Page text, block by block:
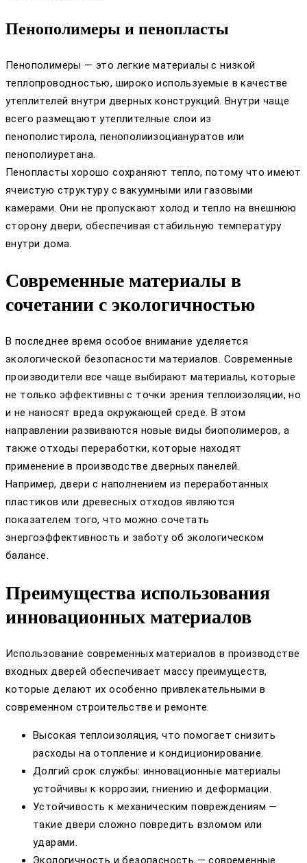
Пенополимеры и пенопласты
Пенополимеры — это легкие материалы с низкой
теплопроводностью, широко используемые в качестве
утеплителей внутри дверных конструкций. Внутри чаще
всего размещают утеплителные слои из
пенополистирола, пенополиизоциануратов или
пенополиуретана.
Пенопласты хорошо сохраняют тепло, потому что имеют
ячеистую структуру с вакуумными или газовыми
камерами. Они не пропускают холод и тепло на внешнюю
сторону двери, обеспечивая стабильную температуру
внутри дома.
Современные материалы в
сочетании с экологичностью
В последнее время особое внимание уделяется
экологической безопасности материалов. Современные
производители все чаще выбирают материалы, которые
не только эффективны с точки зрения теплоизоляции, но
и не наносят вреда окружающей среде. В этом
направлении развиваются новые виды биополимеров, а
также отходы переработки, которые находят
применение в производстве дверных панелей.
Например, двери с наполнением из переработанных
пластиков или древесных отходов являются
показателем того, что можно сочетать
энергоэффективность и заботу об экологическом
балансе.
Преимущества использования
инновационных материалов
Использование современных материалов в производстве
входных дверей обеспечивает массу преимуществ,
которые делают их особенно привлекательными в
современном строительстве и ремонте.
Высокая теплоизоляция, что помогает снизить
расходы на отопление и кондиционирование.
Долгий срок службы: инновационные материалы
устойчивы к коррозии, гниению и деформации.
Устойчивость к механическим повреждениям —
такие двери сложно повредить взломом или
ударами.
Экологичность и безопасность — современные